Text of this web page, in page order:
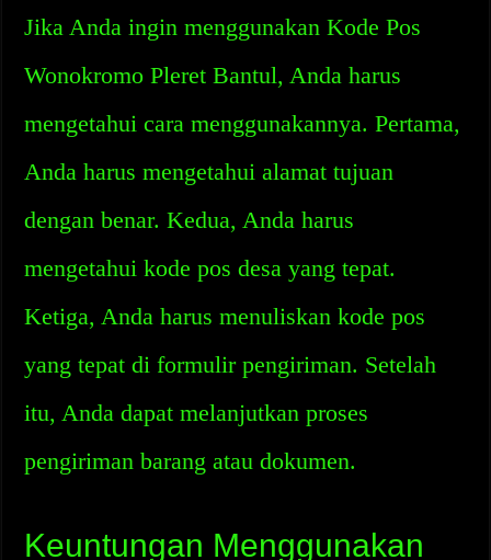
Jika Anda ingin menggunakan Kode Pos
Wonokromo Pleret Bantul, Anda harus
mengetahui cara menggunakannya. Pertama,
Anda harus mengetahui alamat tujuan
dengan benar. Kedua, Anda harus
mengetahui kode pos desa yang tepat.
Ketiga, Anda harus menuliskan kode pos
yang tepat di formulir pengiriman. Setelah
itu, Anda dapat melanjutkan proses
pengiriman barang atau dokumen.
Keuntungan Menggunakan